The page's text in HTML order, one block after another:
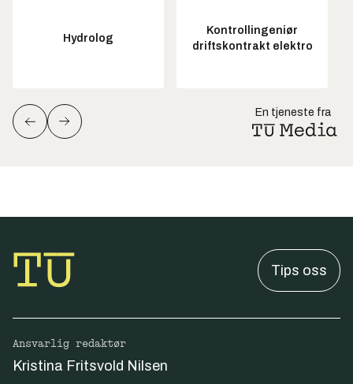
Hydrolog
Kontrollingeniør
driftskontrakt elektro
En tjeneste fra
Tips oss
Ansvarlig redaktør
Kristina Fritsvold Nilsen